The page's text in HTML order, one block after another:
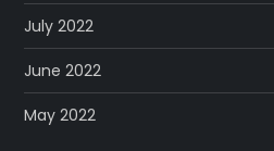
July 2022
June 2022
May 2022